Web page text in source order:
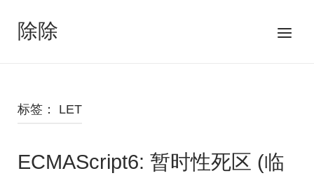
除除
菜
标签： LET
ECMAScript6: 暂时性死区 (临